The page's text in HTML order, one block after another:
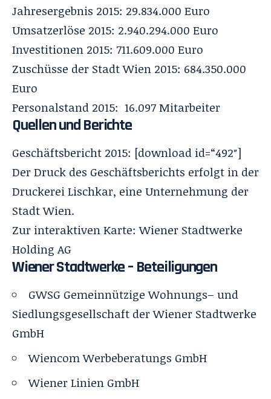
Jahresergebnis 2015: 29.834.000 Euro
Umsatzerlöse 2015: 2.940.294.000 Euro
Investitionen 2015: 711.609.000 Euro
Zuschüsse der Stadt Wien 2015: 684.350.000
Euro
Personalstand 2015: 16.097 Mitarbeiter
Quellen und Berichte
Geschäftsbericht 2015: [download id=“492″]
Der Druck des Geschäftsberichts erfolgt in der
Druckerei Lischkar, eine Unternehmung der
Stadt Wien.
Zur interaktiven Karte:Wiener Stadtwerke
Holding AG
Wiener Stadtwerke – Beteiligungen
GWSG Gemeinnützige Wohnungs– und
Siedlungsgesellschaft der Wiener Stadtwerke
GmbH
Wiencom Werbeberatungs GmbH
Wiener Linien GmbH